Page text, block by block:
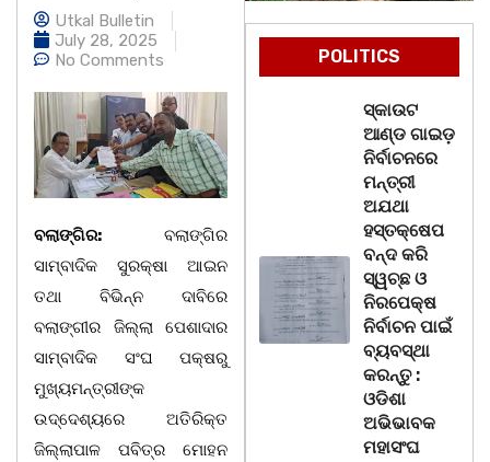
Utkal Bulletin
July 28, 2025
No Comments
ବଲାଙ୍ଗିର: ବଲାଙ୍ଗିର
ସାମ୍ବାଦିକ ସୁରକ୍ଷା ଆଇନ
ତଥା ବିଭିନ୍ନ ଦାବିରେ
ବଲାଙ୍ଗୀର ଜିଲ୍ଲା ପେଶାଦାର
ସାମ୍ବାଦିକ ସଂଘ ପକ୍ଷରୁ
ମୁଖ୍ୟମନ୍ତ୍ରୀଙ୍କ
ଉଦ୍ଦେଶ୍ୟରେ ଅତିରିକ୍ତ
ଜିଲ୍ଲାପାଳ ପବିତ୍ର ମୋହନ
POLITICS
ସ୍କାଉଟ
ଆଣ୍ଡ ଗାଇଡ଼
ନିର୍ବାଚନରେ
ମନ୍ତ୍ରୀ
ଅଯଥା
ହସ୍ତକ୍ଷେପ
ବନ୍ଦ କରି
ସ୍ୱଚ୍ଛ ଓ
ନିରପେକ୍ଷ
ନିର୍ବାଚନ ପାଇଁ
ବ୍ୟବସ୍ଥା
କରନ୍ତୁ :
ଓଡିଶା
ଅଭିଭାବକ
ମହାସଂଘ